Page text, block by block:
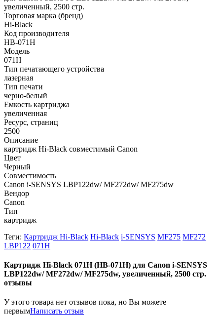
увеличенный, 2500 стр.
Торговая марка (бренд)
Hi-Black
Код производителя
HB-071H
Модель
071H
Тип печатающего устройства
лазерная
Тип печати
черно-белый
Емкость картриджа
увеличенная
Ресурс, страниц
2500
Описание
картридж Hi-Black совместимый Canon
Цвет
Черный
Совместимость
Canon i-SENSYS LBP122dw/ MF272dw/ MF275dw
Вендор
Canon
Тип
картридж
Теги: Картридж Hi-Black Hi-Black i-SENSYS MF275 MF272
LBP122 071H
Картридж Hi-Black 071H (HB-071H) для Canon i-SENSYS
LBP122dw/ MF272dw/ MF275dw, увеличенный, 2500 стр.
отзывы
У этого товара нет отзывов пока, но Вы можете
первымНаписать отзыв